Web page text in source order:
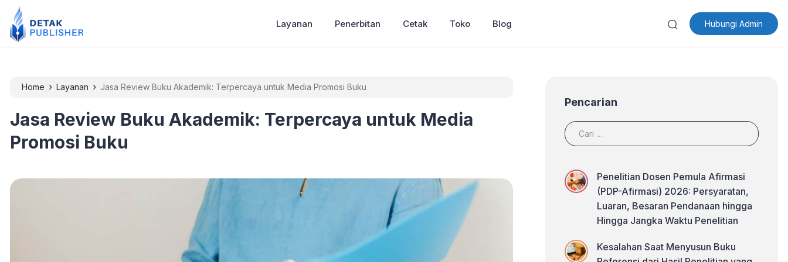
Hubungi Admin
Layanan Penerbitan Cetak Toko Blog
Home › Layanan › Jasa Review Buku Akademik: Terpercaya untuk Media Promosi Buku
Jasa Review Buku Akademik: Terpercaya untuk Media
Promosi Buku
Pencarian
Penelitian Dosen Pemula Afirmasi
(PDP-Afirmasi) 2026: Persyaratan,
Luaran, Besaran Pendanaan hingga
Hingga Jangka Waktu Penelitian
Kesalahan Saat Menyusun Buku